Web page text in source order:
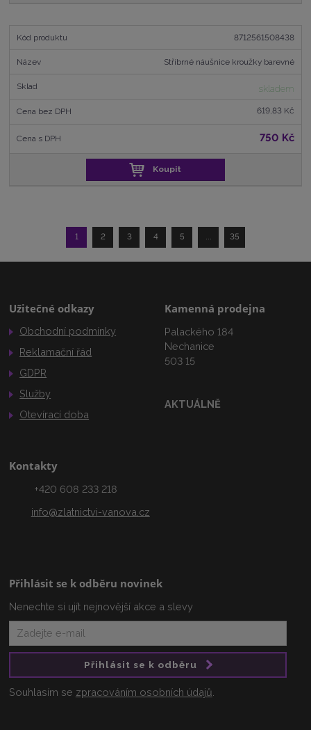
8712561508438
Stříbrné náušnice kroužky barevné
skladem
619,83 Kč
750 Kč
Koupit
1 2 3 4 5 35
Užitečné odkazy
Obchodní podmínky
Reklamační řád
GDPR
Služby
Otevírací doba
Kamenná prodejna
Palackého 184
Nechanice
503 15
AKTUÁLNĚ
Kontakty
+420 608 233 218
info@zlatnictvi-vanova.cz
Přihlásit se k odběru novinek
Nenechte si ujít nejnovější akce a slevy
Přihlásit se k odběru
Souhlasím se zpracováním osobních údajů